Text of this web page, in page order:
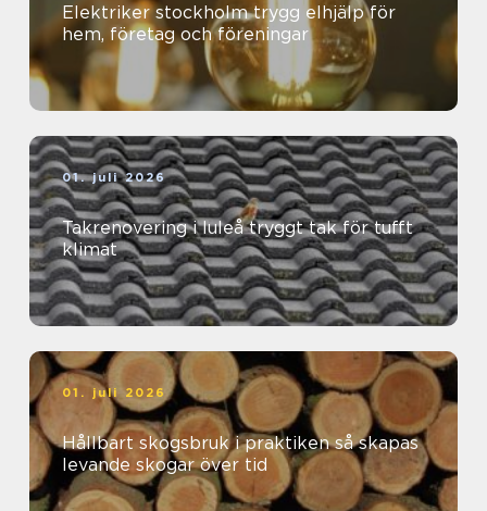
Elektriker stockholm trygg elhjälp för
hem, företag och föreningar
01. juli 2026
Takrenovering i luleå tryggt tak för tufft
klimat
01. juli 2026
Hållbart skogsbruk i praktiken så skapas
levande skogar över tid